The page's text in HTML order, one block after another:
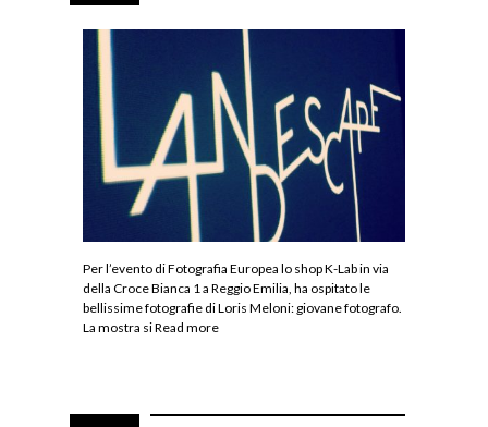
Per l’evento di Fotografia Europea lo shop K-Lab in via
della Croce Bianca 1 a Reggio Emilia, ha ospitato le
bellissime fotografie di Loris Meloni: giovane fotografo.
La mostra siRead more